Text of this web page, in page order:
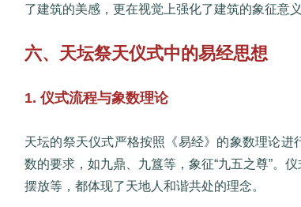
了建筑的美感，更在视觉上强化了建筑的象征意义
六、天坛祭天仪式中的易经思想
1. 仪式流程与象数理论
天坛的祭天仪式严格按照《易经》的象数理论
数的要求，如九鼎、九簋等，象征“九五之尊”。
摆放等，都体现了天地人和谐共处的理念。